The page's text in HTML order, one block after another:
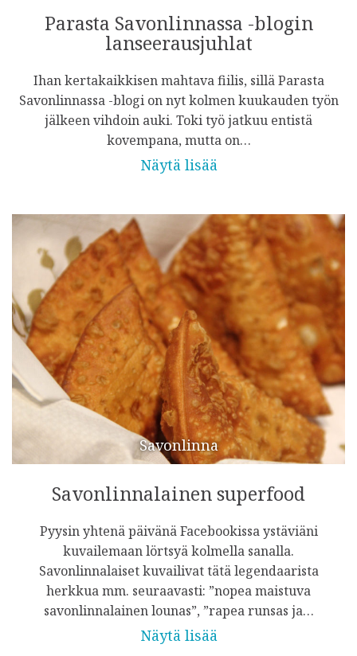
Parasta Savonlinnassa -blogin
lanseerausjuhlat
Ihan kertakaikkisen mahtava fiilis, sillä Parasta
Savonlinnassa -blogi on nyt kolmen kuukauden työn
jälkeen vihdoin auki. Toki työ jatkuu entistä
kovempana, mutta on…
Näytä lisää
Savonlinna
Savonlinnalainen superfood
Pyysin yhtenä päivänä Facebookissa ystäviäni
kuvailemaan lörtsyä kolmella sanalla.
Savonlinnalaiset kuvailivat tätä legendaarista
herkkua mm. seuraavasti: ”nopea maistuva
savonlinnalainen lounas”, ”rapea runsas ja…
Näytä lisää